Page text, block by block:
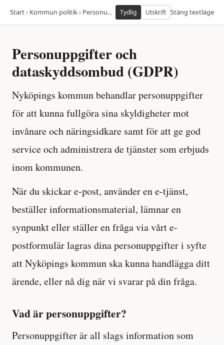
Start› Kommun politik› Personuppgifter och dataskyddsombud Tydlig Utskrift Stäng textläge
Personuppgifter och
dataskyddsombud (GDPR)
Nyköpings kommun behandlar personuppgifter
för att kunna fullgöra sina skyldigheter mot
invånare och näringsidkare samt för att ge god
service och administrera de tjänster som erbjuds
inom kommunen.
När du skickar e-post, använder en e-tjänst,
beställer informationsmaterial, lämnar en
synpunkt eller ställer en fråga via vårt e-
postformulär lagras dina personuppgifter i syfte
att Nyköpings kommun ska kunna handlägga ditt
ärende, eller nå dig när vi svarar på din fråga.
Vad är personuppgifter?
Personuppgifter är all slags information som